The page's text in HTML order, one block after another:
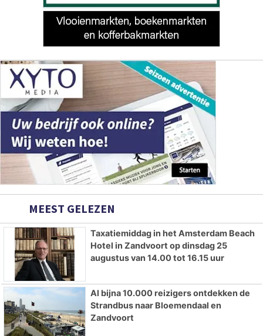
MEEST GELEZEN
Taxatiemiddag in het Amsterdam Beach
Hotel in Zandvoort op dinsdag 25
augustus van 14.00 tot 16.15 uur
Al bijna 10.000 reizigers ontdekken de
Strandbus naar Bloemendaal en
Zandvoort